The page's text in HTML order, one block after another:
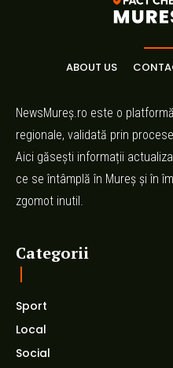
ABOUT US
NewsMureș.ro este o
regionale, validată prin
Aici găsești informații
ce se întâmplă în Mureș și în
zgomot inutil.
Categorii
Sport
Local
Social